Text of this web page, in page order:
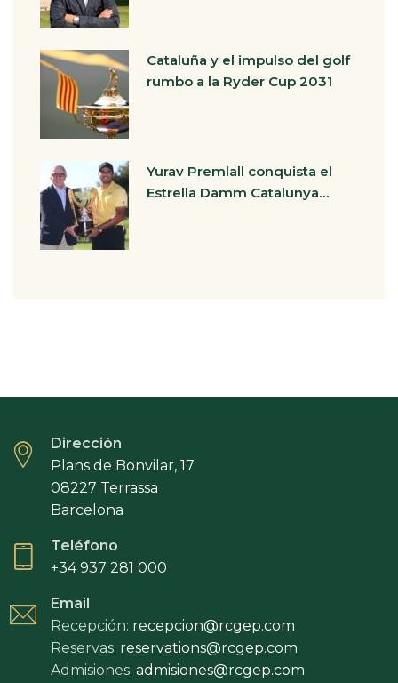
Cataluña y el impulso del golf
rumbo a la Ryder Cup 2031
Yurav Premlall conquista el
Estrella Damm Catalunya…
Dirección
Plans de Bonvilar, 17
08227 Terrassa
Barcelona
Teléfono
+34 937 281 000
Email
Recepción: recepcion@rcgep.com
Reservas: reservations@rcgep.com
Admisiones: admisiones@rcgep.com